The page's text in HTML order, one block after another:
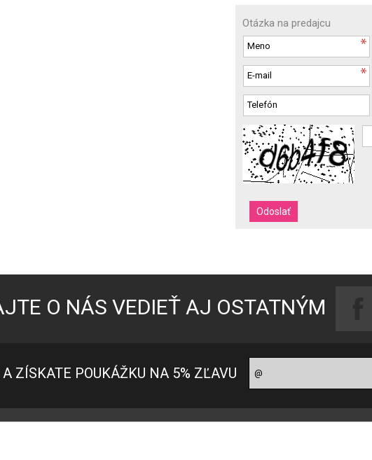
Otázka na predajcu
O NÁS VEDIEŤ AJ OSTATNÝM
ZÍSKATE POUKÁŽKU NA 5% ZĽAVU